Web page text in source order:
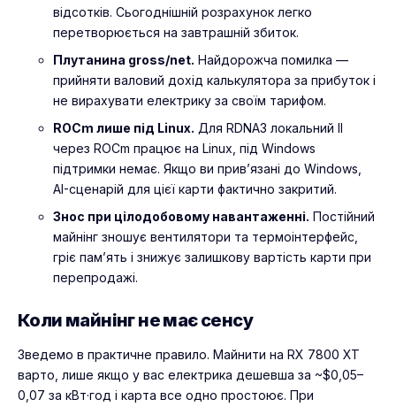
відсотків. Сьогоднішній розрахунок легко
перетворюється на завтрашній збиток.
Плутанина gross/net. Найдорожча помилка —
прийняти валовий дохід калькулятора за прибуток і
не вирахувати електрику за своїм тарифом.
ROCm лише під Linux. Для RDNA3 локальний ІІ
через ROCm працює на Linux, під Windows
підтримки немає. Якщо ви прив’язані до Windows,
AI-сценарій для цієї карти фактично закритий.
Знос при цілодобовому навантаженні. Постійний
майнінг зношує вентилятори та термоінтерфейс,
гріє пам’ять і знижує залишкову вартість карти при
перепродажі.
Коли майнінг не має сенсу
Зведемо в практичне правило. Майнити на RX 7800 XT
варто, лише якщо у вас електрика дешевша за ~$0,05–
0,07 за кВт·год і карта все одно простоює. При